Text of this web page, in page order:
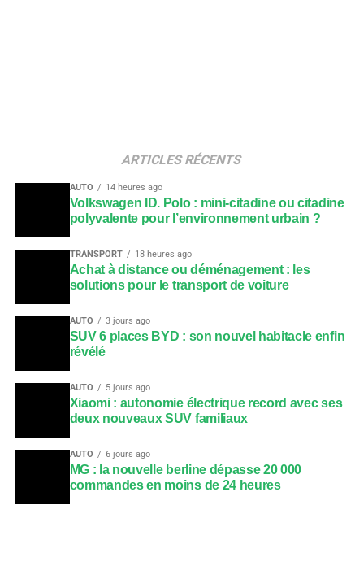
ARTICLES RÉCENTS
AUTO 14 heures ago
Volkswagen ID. Polo : mini-citadine ou citadine
polyvalente pour l’environnement urbain ?
TRANSPORT 18 heures ago
Achat à distance ou déménagement : les
solutions pour le transport de voiture
AUTO 3 jours ago
SUV 6 places BYD : son nouvel habitacle enfin
révélé
AUTO 5 jours ago
Xiaomi : autonomie électrique record avec ses
deux nouveaux SUV familiaux
AUTO 6 jours ago
MG : la nouvelle berline dépasse 20 000
commandes en moins de 24 heures